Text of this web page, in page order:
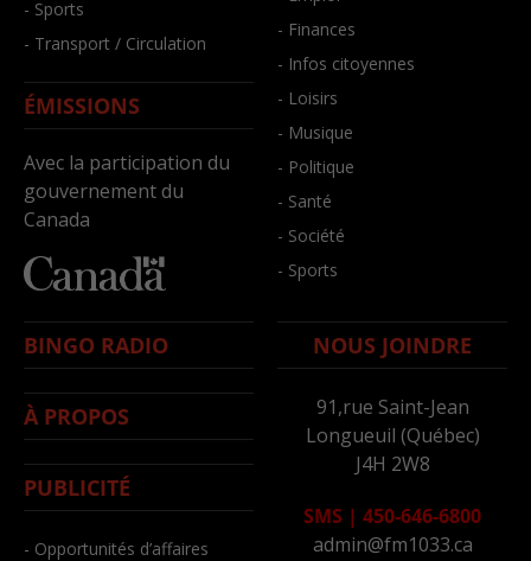
- Sports
- Transport / Circulation
ÉMISSIONS
Avec la participation du
gouvernement du
Canada
- Finances
- Infos citoyennes
- Loisirs
- Musique
- Politique
- Santé
- Société
- Sports
BINGO RADIO
À PROPOS
PUBLICITÉ
- Opportunités d’affaires
NOUS JOINDRE
91,rue Saint-Jean
Longueuil (Québec)
J4H 2W8
SMS | 450-646-6800
admin@fm1033.ca